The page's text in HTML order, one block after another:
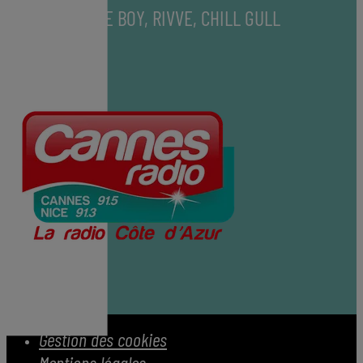
THE PALM TREE BOY, RIVVE, CHILL GULL
Gestion des cookies